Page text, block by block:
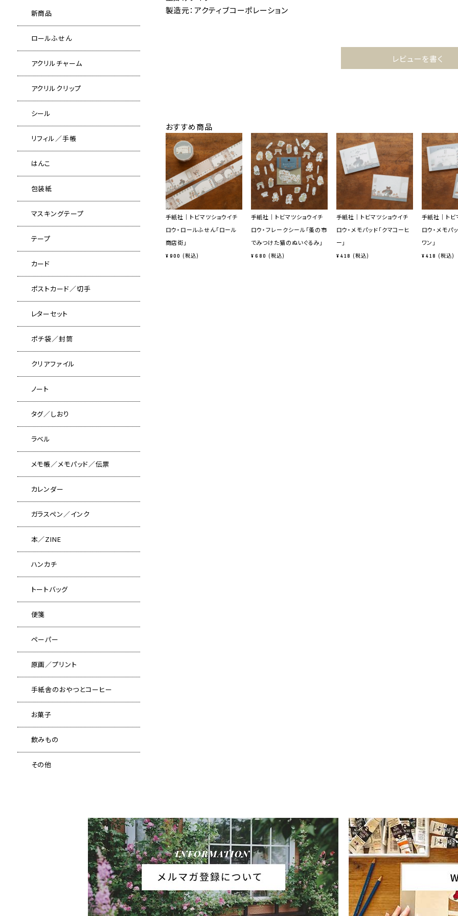
新商品
ロールふせん
アクリルチャーム
アクリルクリップ
シール
リフィル／手帳
はんこ
包装紙
マスキングテープ
テープ
カード
ポストカード／切手
レターセット
ポチ袋／封筒
クリアファイル
ノート
タグ／しおり
ラベル
メモ帳／メモパッド／伝票
カレンダー
ガラスペン／インク
本／ZINE
ハンカチ
トートバッグ
便箋
ペーパー
原画／プリント
手紙舎のおやつとコーヒー
お菓子
飲みもの
その他
製造元：アクティブコーポレーション
レビューを書く
おすすめ商品
手紙社｜トビマツショウイチ
ロウ・ロールふせん「ロール
商店街」
¥ 900 税込
手紙社｜トビマツショウイチ
ロウ・フレークシール「蚤の市
でみつけた猫のぬいぐるみ」
¥ 680 税込
手紙社｜トビマツショウイチ
ロウ・メモパッド「クマコーヒ
ー」
¥ 418 税込
手紙社｜トビ
ロウ・メモパ
ワン」
¥ 418 税込